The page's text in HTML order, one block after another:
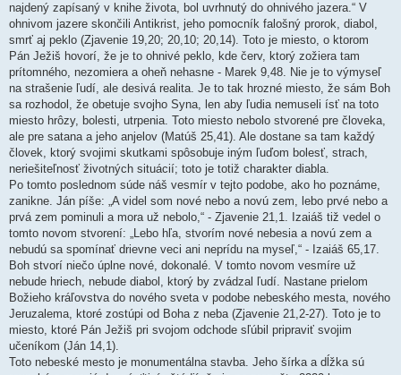
najdený zapísaný v knihe života, bol uvrhnutý do ohnivého jazera.“ V
ohnivom jazere skončili Antikrist, jeho pomocník falošný prorok, diabol,
smrť aj peklo (Zjavenie 19,20; 20,10; 20,14). Toto je miesto, o ktorom
Pán Ježiš hovorí, že je to ohnivé peklo, kde červ, ktorý zožiera tam
prítomného, nezomiera a oheň nehasne - Marek 9,48. Nie je to výmyseľ
na strašenie ľudí, ale desivá realita. Je to tak hrozné miesto, že sám Boh
sa rozhodol, že obetuje svojho Syna, len aby ľudia nemuseli ísť na toto
miesto hrôzy, bolesti, utrpenia. Toto miesto nebolo stvorené pre človeka,
ale pre satana a jeho anjelov (Matúš 25,41). Ale dostane sa tam každý
človek, ktorý svojimi skutkami spôsobuje iným ľuďom bolesť, strach,
neriešiteľnosť životných situácií; toto je totiž charakter diabla.
Po tomto poslednom súde náš vesmír v tejto podobe, ako ho poznáme,
zanikne. Ján píše: „A videl som nové nebo a novú zem, lebo prvé nebo a
prvá zem pominuli a mora už nebolo,“ - Zjavenie 21,1. Izaiáš tiž vedel o
tomto novom stvorení: „Lebo hľa, stvorím nové nebesia a novú zem a
nebudú sa spomínať drievne veci ani neprídu na myseľ,“ - Izaiáš 65,17.
Boh stvorí niečo úplne nové, dokonalé. V tomto novom vesmíre už
nebude hriech, nebude diabol, ktorý by zvádzal ľudí. Nastane prielom
Božieho kráľovstva do nového sveta v podobe nebeského mesta, nového
Jeruzalema, ktoré zostúpi od Boha z neba (Zjavenie 21,2-27). Toto je to
miesto, ktoré Pán Ježiš pri svojom odchode sľúbil pripraviť svojim
učeníkom (Ján 14,1).
Toto nebeské mesto je monumentálna stavba. Jeho šírka a dĺžka sú